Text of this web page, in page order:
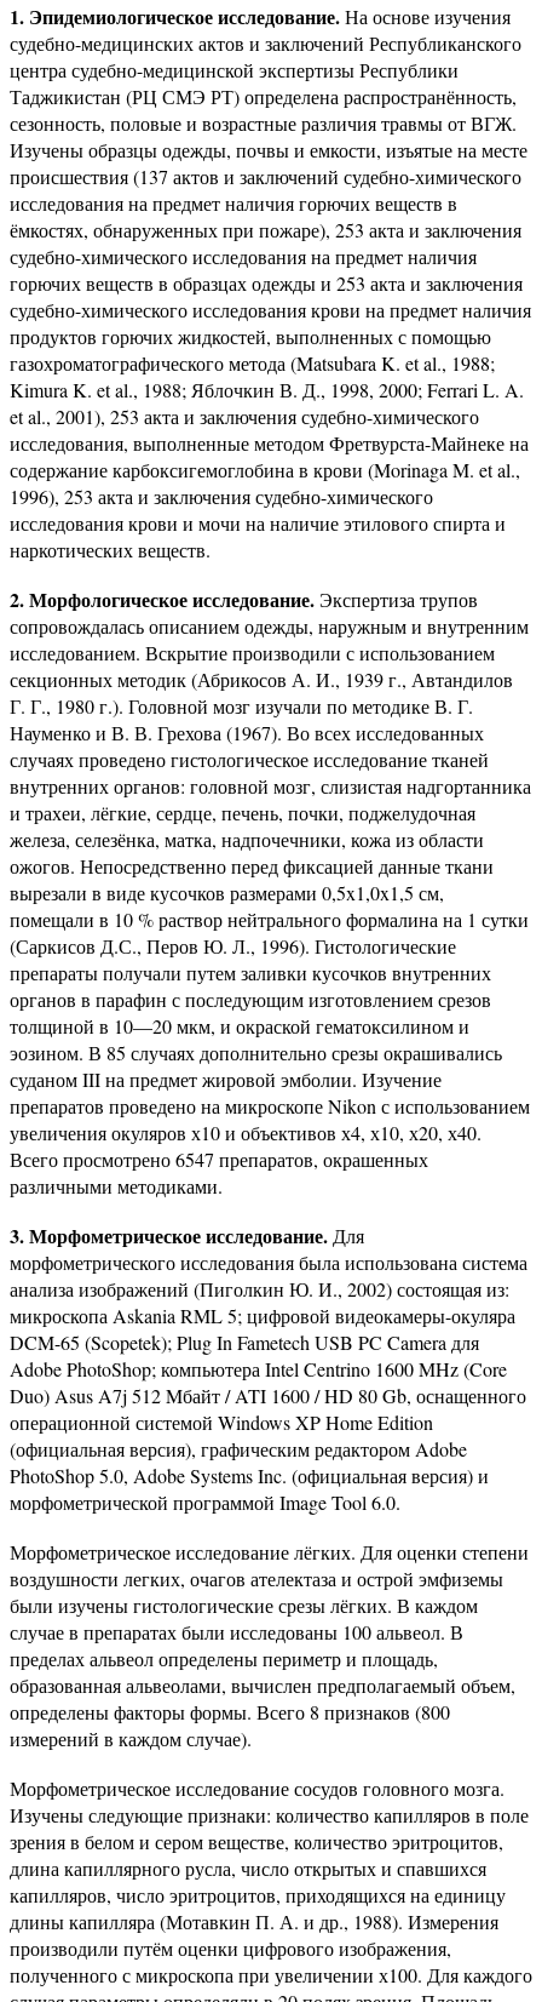
1. Эпидемиологическое исследование.На основе изучения
судебно-медицинских актов и заключений Республиканского
центра судебно-медицинской экспертизы Республики
Таджикистан (РЦ СМЭ РТ) определена распространённость,
сезонность, половые и возрастные различия травмы от ВГЖ.
Изучены образцы одежды, почвы и емкости, изъятые на месте
происшествия (137 актов и заключений судебно-химического
исследования на предмет наличия горючих веществ в
ёмкостях, обнаруженных при пожаре), 253 акта и заключения
судебно-химического исследования на предмет наличия
горючих веществ в образцах одежды и 253 акта и заключения
судебно-химического исследования крови на предмет наличия
продуктов горючих жидкостей, выполненных с помощью
газохроматографического метода (Matsubara K. et al., 1988;
Kimura K. et al., 1988; Яблочкин В. Д., 1998, 2000; Ferrari L. A.
et al., 2001), 253 акта и заключения судебно-химического
исследования, выполненные методом Фретвурста-Майнеке на
содержание карбоксигемоглобина в крови (Morinaga M. et al.,
1996), 253 акта и заключения судебно-химического
исследования крови и мочи на наличие этилового спирта и
наркотических веществ.
2. Морфологическое исследование.Экспертиза трупов
сопровождалась описанием одежды, наружным и внутренним
исследованием. Вскрытие производили с использованием
секционных методик (Абрикосов А. И., 1939 г., Автандилов
Г. Г., 1980 г.). Головной мозг изучали по методике В. Г.
Науменко и В. В. Грехова (1967). Во всех исследованных
случаях проведено гистологическое исследование тканей
внутренних органов: головной мозг, слизистая надгортанника
и трахеи, лёгкие, сердце, печень, почки, поджелудочная
железа, селезёнка, матка, надпочечники, кожа из области
ожогов. Непосредственно перед фиксацией данные ткани
вырезали в виде кусочков размерами 0,5x1,0x1,5 см,
помещали в 10 % раствор нейтрального формалина на 1 сутки
(Саркисов Д.С., Перов Ю. Л., 1996). Гистологические
препараты получали путем заливки кусочков внутренних
органов в парафин с последующим изготовлением срезов
толщиной в 10—20 мкм, и окраской гематоксилином и
эозином. В 85 случаях дополнительно срезы окрашивались
суданом III на предмет жировой эмболии. Изучение
препаратов проведено на микроскопе Nikon с использованием
увеличения окуляров х10 и объективов х4, х10, х20, х40.
Всего просмотрено 6547 препаратов, окрашенных
различными методиками.
3. Морфометрическое исследование. Для
морфометрического исследования была использована система
анализа изображений (Пиголкин Ю. И., 2002) состоящая из:
микроскопа Askania RML 5; цифровой видеокамеры-окуляра
DCM-65 (Scopetek); Plug In Fametech USB PC Camera для
Adobe PhotoShop; компьютера Intel Centrino 1600 MHz (Core
Duo) Asus A7j 512 Mбайт / ATI 1600 / HD 80 Gb, оснащенного
операционной системой Windows XP Home Edition
(официальная версия), графическим редактором Adobe
PhotoShop 5.0, Adobe Systems Inc. (официальная версия) и
морфометрической программой Image Tool 6.0.
Морфометрическое исследование лёгких. Для оценки степени
воздушности легких, очагов ателектаза и острой эмфиземы
были изучены гистологические срезы лёгких. В каждом
случае в препаратах были исследованы 100 альвеол. В
пределах альвеол определены периметр и площадь,
образованная альвеолами, вычислен предполагаемый объем,
определены факторы формы. Всего 8 признаков (800
измерений в каждом случае).
Морфометрическое исследование сосудов головного мозга.
Изучены следующие признаки: количество капилляров в поле
зрения в белом и сером веществе, количество эритроцитов,
длина капиллярного русла, число открытых и спавшихся
капилляров, число эритроцитов, приходящихся на единицу
длины капилляра (Мотавкин П. А. и др., 1988). Измерения
производили путём оценки цифрового изображения,
полученного с микроскопа при увеличении х100. Для каждого